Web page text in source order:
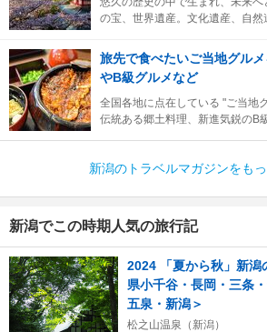
の宝、世界遺産。文化遺産、自然
旅先で食べたいご当地グル
やB級グルメなど
全国各地に点在している "ご当地
伝統ある郷土料理、新進気鋭のB
新潟のトラベルマガジンをも
新潟でこの時期人気の旅行記
2024 「夏から秋」新潟
県小千谷・長岡・三条
五泉・新潟＞
松之山温泉（新潟）